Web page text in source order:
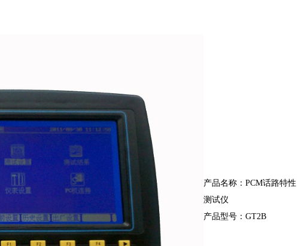
产品名称：PCM话路特性
测试仪
产品型号：GT2B